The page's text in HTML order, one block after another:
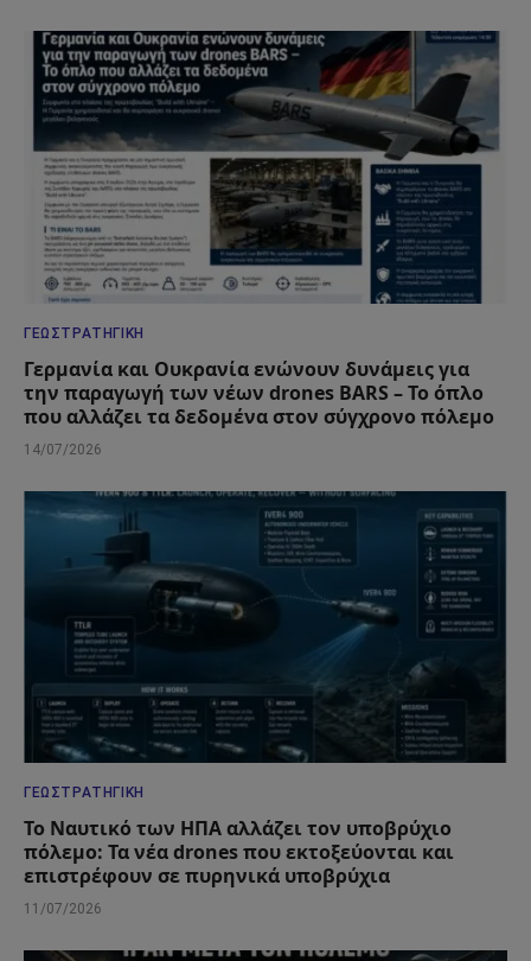
ΓΕΩΣΤΡΑΤΗΓΙΚΉ
Γερμανία και Ουκρανία ενώνουν δυνάμεις για
την παραγωγή των νέων drones BARS – Το όπλο
που αλλάζει τα δεδομένα στον σύγχρονο πόλεμο
14/07/2026
ΓΕΩΣΤΡΑΤΗΓΙΚΉ
Το Ναυτικό των ΗΠΑ αλλάζει τον υποβρύχιο
πόλεμο: Τα νέα drones που εκτοξεύονται και
επιστρέφουν σε πυρηνικά υποβρύχια
11/07/2026